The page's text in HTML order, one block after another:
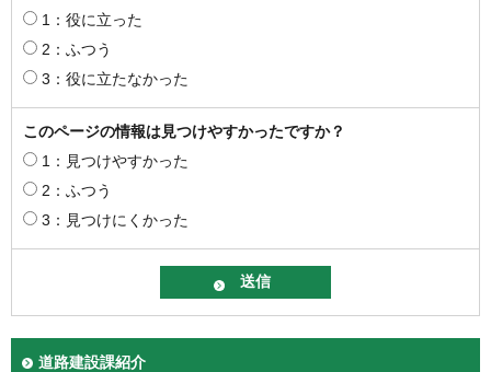
1：役に立った
2：ふつう
3：役に立たなかった
このページの情報は見つけやすかったですか？
1：見つけやすかった
2：ふつう
3：見つけにくかった
道路建設課紹介